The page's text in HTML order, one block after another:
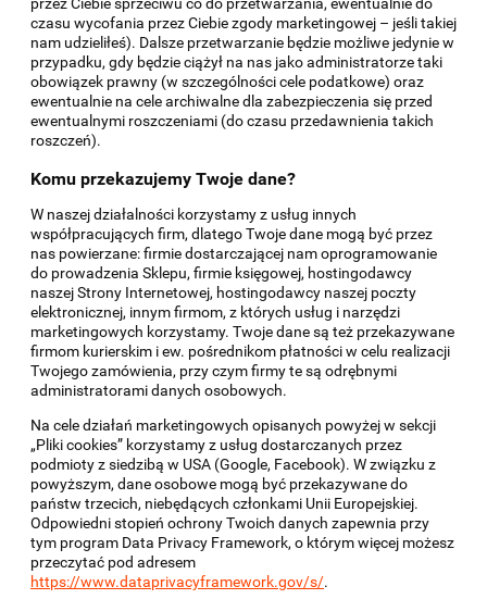
przez Ciebie sprzeciwu co do przetwarzania, ewentualnie do
czasu wycofania przez Ciebie zgody marketingowej – jeśli takiej
nam udzieliłeś). Dalsze przetwarzanie będzie możliwe jedynie w
przypadku, gdy będzie ciążył na nas jako administratorze taki
obowiązek prawny (w szczególności cele podatkowe) oraz
ewentualnie na cele archiwalne dla zabezpieczenia się przed
ewentualnymi roszczeniami (do czasu przedawnienia takich
roszczeń).
Komu przekazujemy Twoje dane?
W naszej działalności korzystamy z usług innych
współpracujących firm, dlatego Twoje dane mogą być przez
nas powierzane: firmie dostarczającej nam oprogramowanie
do prowadzenia Sklepu, firmie księgowej, hostingodawcy
naszej Strony Internetowej, hostingodawcy naszej poczty
elektronicznej, innym firmom, z których usług i narzędzi
marketingowych korzystamy. Twoje dane są też przekazywane
firmom kurierskim i ew. pośrednikom płatności w celu realizacji
Twojego zamówienia, przy czym firmy te są odrębnymi
administratorami danych osobowych.
Na cele działań marketingowych opisanych powyżej w sekcji
„Pliki cookies” korzystamy z usług dostarczanych przez
podmioty z siedzibą w USA (Google, Facebook). W związku z
powyższym, dane osobowe mogą być przekazywane do
państw trzecich, niebędących członkami Unii Europejskiej.
Odpowiedni stopień ochrony Twoich danych zapewnia przy
tym program Data Privacy Framework, o którym więcej możesz
przeczytać pod adresem
https://www.dataprivacyframework.gov/s/.